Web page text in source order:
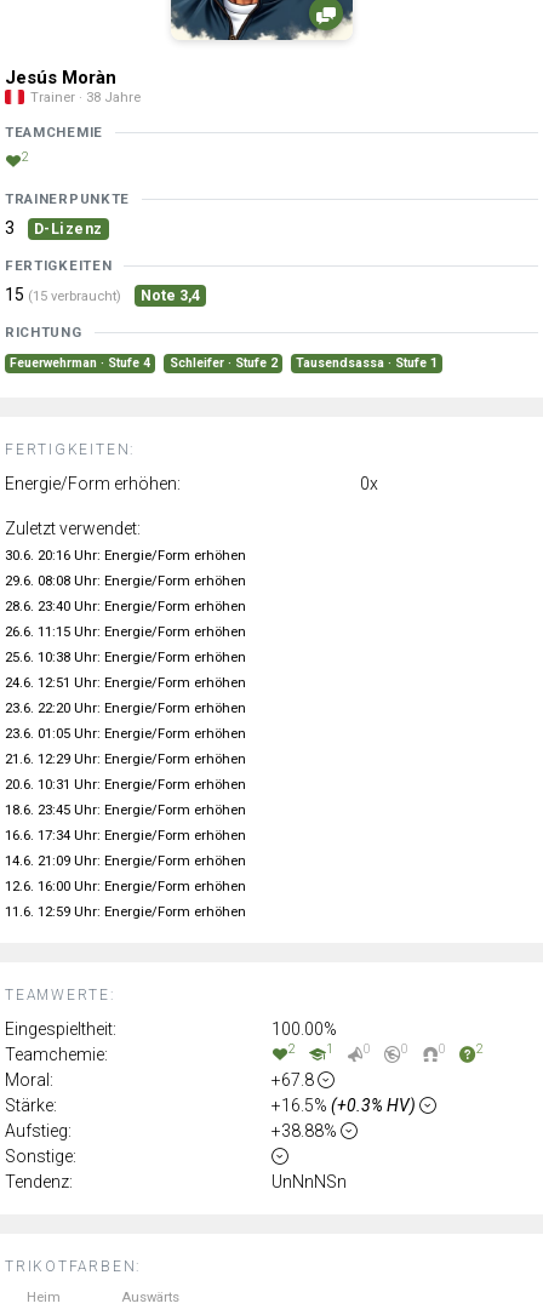
TRIKOTFARBEN:
Heim Auswärts
TEAMWERTE:
Eingespieltheit:
100.00%
Teamchemie:
2 1 0 0 0 2
Moral:
+67.8
Stärke:
+16.5% (+0.3% HV)
Aufstieg:
+38.88%
Sonstige:
Tendenz:
UnNnNSn
Jesús Moràn
Trainer · 38 Jahre
TEAMCHEMIE
2
TRAINERPUNKTE
3 D-Lizenz
FERTIGKEITEN
15 (15 verbraucht) Note 3,4
RICHTUNG
Feuerwehrman · Stufe 4 Schleifer · Stufe 2 Tausendsassa · Stufe 1
FERTIGKEITEN:
Energie/Form erhöhen: 0x
Zuletzt verwendet:
30.6. 20:16 Uhr: Energie/Form erhöhen
29.6. 08:08 Uhr: Energie/Form erhöhen
28.6. 23:40 Uhr: Energie/Form erhöhen
26.6. 11:15 Uhr: Energie/Form erhöhen
25.6. 10:38 Uhr: Energie/Form erhöhen
24.6. 12:51 Uhr: Energie/Form erhöhen
23.6. 22:20 Uhr: Energie/Form erhöhen
23.6. 01:05 Uhr: Energie/Form erhöhen
21.6. 12:29 Uhr: Energie/Form erhöhen
20.6. 10:31 Uhr: Energie/Form erhöhen
18.6. 23:45 Uhr: Energie/Form erhöhen
16.6. 17:34 Uhr: Energie/Form erhöhen
14.6. 21:09 Uhr: Energie/Form erhöhen
12.6. 16:00 Uhr: Energie/Form erhöhen
11.6. 12:59 Uhr: Energie/Form erhöhen